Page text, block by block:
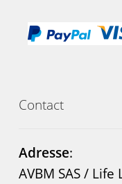
Contact
Adresse:
AVBM SAS /